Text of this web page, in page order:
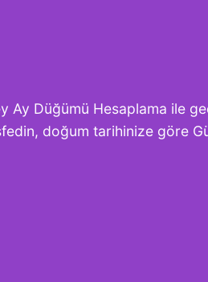
Ay Düğümü Hesaplama ile
doğum tarihinize göre